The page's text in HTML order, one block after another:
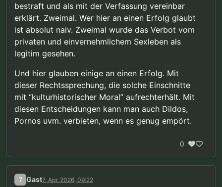
bestraft und als mit der Verfassung vereinbar
erklärt. Zweimal. Wer hier an einen Erfolg glaubt
ist absolut naiv. Zweimal wurde das Verbot vom
privaten und einvernehmlichem Sexleben als
legitim gesehen.
Und hier glauben einige an einen Erfolg. Mit
dieser Rechtssprechung, die solche Einschnitte
mit “kulturhistorischer Moral” aufrechterhält. Mit
diesen Entscheidungen kann man auch Dildos,
Pornos uvm. verbieten, wenn es genug empört.
0
? Gast7. Apr. 2026, 09:22